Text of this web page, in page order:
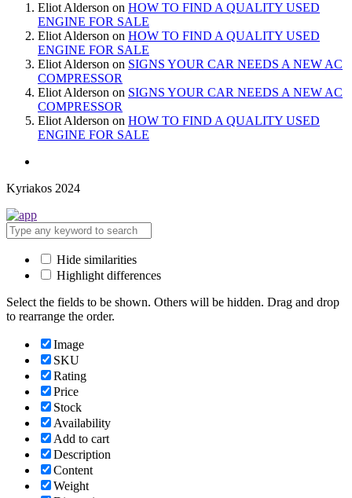
Eliot Alderson on HOW TO FIND A QUALITY USED
ENGINE FOR SALE
Eliot Alderson on HOW TO FIND A QUALITY USED
ENGINE FOR SALE
Eliot Alderson on SIGNS YOUR CAR NEEDS A NEW AC
COMPRESSOR
Eliot Alderson on SIGNS YOUR CAR NEEDS A NEW AC
COMPRESSOR
Eliot Alderson on HOW TO FIND A QUALITY USED
ENGINE FOR SALE
Kyriakos 2024
Hide similarities
Highlight differences
Select the fields to be shown. Others will be hidden. Drag and drop
to rearrange the order.
Image
SKU
Rating
Price
Stock
Availability
Add to cart
Description
Content
Weight